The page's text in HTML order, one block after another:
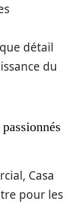
détail
du
Casa
pour les